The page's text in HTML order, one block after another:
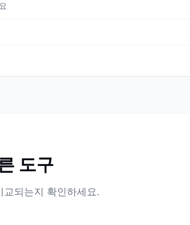
도구
되는지 확인하세요.